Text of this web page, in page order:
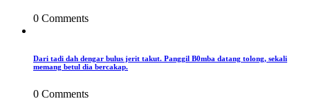
0 Comments
Dari tadi dah dengar bulus jerit takut. Panggil B0mba datang tolong, sekali
memang betul dia bercakap.
0 Comments